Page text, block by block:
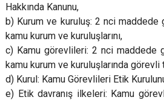
Hakkında Kanunu,
b) Kurum ve kuruluş: 2 nci maddede
kamu kurum ve kuruluşlarını,
c) Kamu görevlileri: 2 nci maddede
kamu kurum ve kuruluşlarında
d) Kurul: Kamu Görevlileri Etik
e) Etik davranış ilkeleri: Kamu